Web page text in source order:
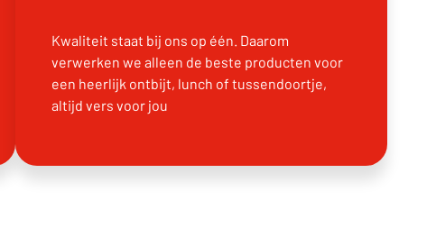
Kwaliteit staat bij ons op één. Daarom
verwerken we alleen de beste producten voor
een heerlijk ontbijt, lunch of tussendoortje,
altijd vers voor jou